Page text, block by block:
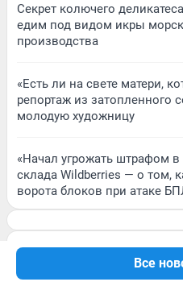
Все
Секрет колючего
едим под видом икры
производства
«Есть ли на свете матери,
репортаж из затопленного
молодую художницу
«Начал угрожать штрафом
склада Wildberries — о том,
ворота блоков при атаке
Подписаться на новости